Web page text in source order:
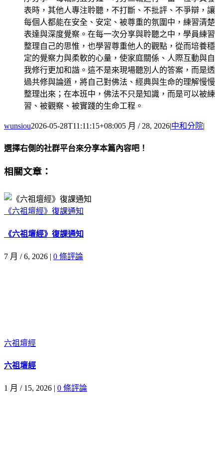
表時，其他人專注聆聽，不打斷、不批評、不爭辯，讓
每個人都能在安全、安定、被尊重的氛圍中，練習清楚
表達與深度覺察。在每一次分享與聆聽之中，學員練習
整理自己的思惟，也學習尊重他人的觀點，從而培養穩
定的覺察力與柔軟的心量，使家庭關係、人際互動與自
我修行更加和諧。這不是來現場聽別人的答案，而是透
過共修與論道，將自己對佛法、經典與生命的理解慢慢
整理出來；在本班中，佛法不只是知識，而是可以被練
習、被觀察、被實踐的生命工程。
wunsiou2026-05-28T11:11:15+08:005 月 / 28, 2026|中和分院|
選擇右側的社群平台來分享本篇內容吧！
Facebook
X
Email:
相關文章：
《六祖壇經》復課通知
《六祖壇經》復課通知
7 月 / 6, 2026 | 0 條評論
六祖壇經
六祖壇經
1 月 / 15, 2026 | 0 條評論